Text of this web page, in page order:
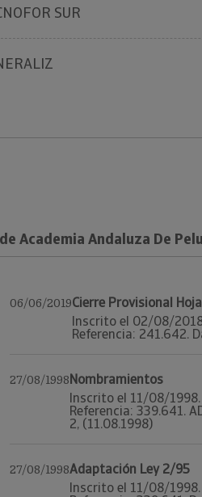
SUR
de Academia Andaluza De
06/06/2019Cierre Provisional
Inscrito el 02/08/
Referencia: 241.642.
27/08/1998Nombramientos
Inscrito el 11/08/
Referencia: 339.641.
2, (11.08.1998)
27/08/1998Adaptación Ley 2/95
Inscrito el 11/08/